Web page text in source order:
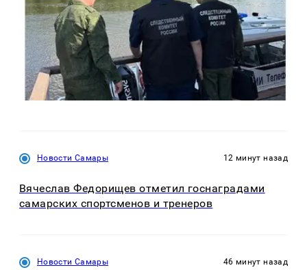
Новости Самары 12 минут назад
Вячеслав Федорищев отметил госнаградами
самарских спортсменов и тренеров
Новости Самары 46 минут назад